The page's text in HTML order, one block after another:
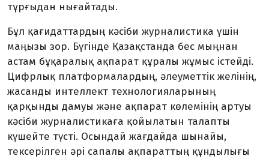
тұрғыдан нығайтады.
Бұл қағидаттардың кәсіби журналистика үшін
маңызы зор. Бүгінде Қазақстанда бес мыңнан
астам бұқаралық ақпарат құралы жұмыс істейді.
Цифрлық платформалардың, әлеуметтік желінің,
жасанды интеллект технологияларының
қарқынды дамуы және ақпарат көлемінің артуы
кәсіби журналистикаға қойылатын талапты
күшейте түсті. Осындай жағдайда шынайы,
тексерілген әрі сапалы ақпараттың құндылығы